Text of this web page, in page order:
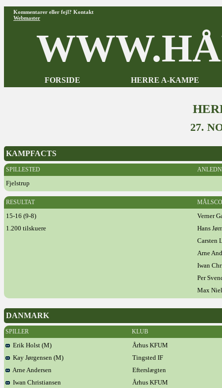
Kommentarer eller fejl? Kontakt
Webmaster
FORSIDE HERRE A-KAMPE
27.
KAMPFACTS
SPILLESTED
Fjelstrup
RESULTAT
15-16 (9-8)
Verner
1.200 tilskuere
Hans
Carsten
Arne
Iwan
Per
Max
DANMARK
SPILLER KLUB
Erik Holst (M)
Århus KFUM
Kay Jørgensen (M)
Tingsted IF
Arne Andersen
Efterslægten
Iwan Christiansen
Århus KFUM